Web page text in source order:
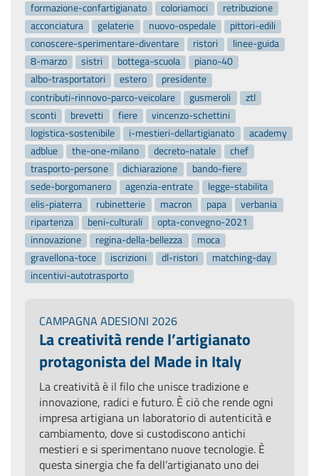
formazione-confartigianato
coloriamoci
retribuzione
acconciatura
gelaterie nuovo-ospedale
pittori-edili
conoscere-sperimentare-diventare
ristori
linee-guida
8-marzo
sistri bottega-scuola
piano-40
albo-trasportatori
estero
presidente
contributi-rinnovo-parco-veicolare
gusmeroli
ztl
sconti
brevetti fiere
vincenzo-schettini
logistica-sostenibile
i-mestieri-dellartigianato
academy
adblue
the-one-milano decreto-natale
chef
trasporto-persone
dichiarazione
bando-fiere
sede-borgomanero
agenzia-entrate
legge-stabilita
elis-piaterra
rubinetterie macron papa
verbania
ripartenza
beni-culturali
opta-convegno-2021
innovazione
regina-della-bellezza
moca
gravellona-toce
iscrizioni dl-ristori
matching-day
incentivi-autotrasporto
CAMPAGNA ADESIONI 2026
La creatività rende l’artigianato
protagonista del Made in Italy
La creatività è il filo che unisce tradizione e
innovazione, radici e futuro. È ciò che rende ogni
impresa artigiana un laboratorio di autenticità e
cambiamento, dove si custodiscono antichi
mestieri e si sperimentano nuove tecnologie. È
questa sinergia che fa dell’artigianato uno dei